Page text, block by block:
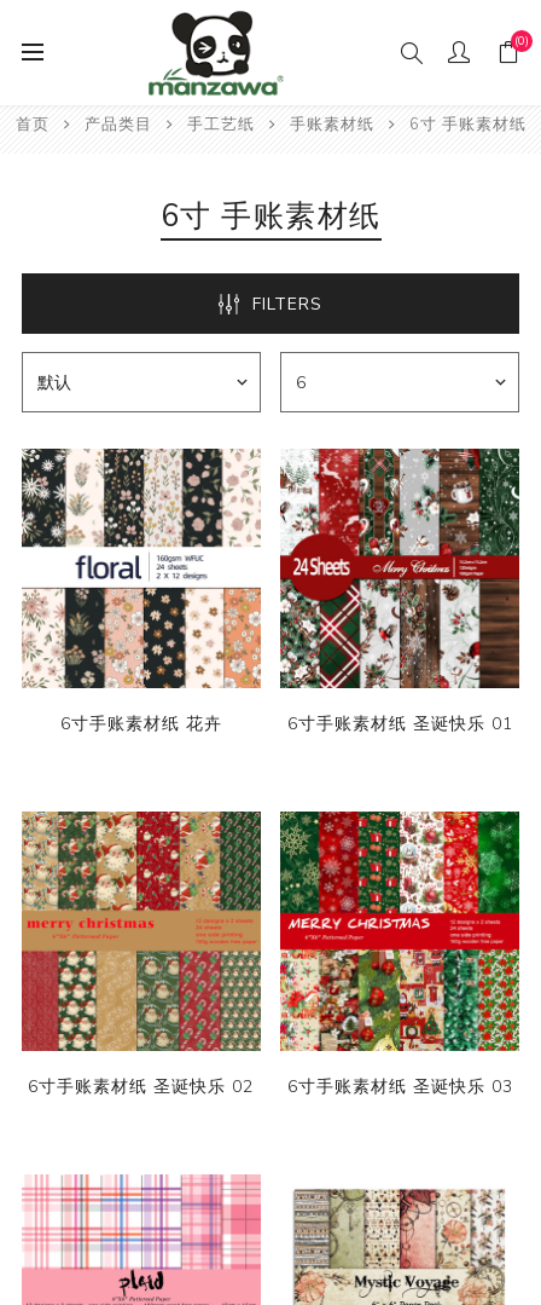
(0)
首页 产品类目 手工艺纸 手账素材纸 6寸 手账素材纸
6寸 手账素材纸
FILTERS
6寸手账素材纸 花卉 6寸手账素材纸 圣诞快乐 01
6寸手账素材纸 圣诞快乐 02 6寸手账素材纸 圣诞快乐 03